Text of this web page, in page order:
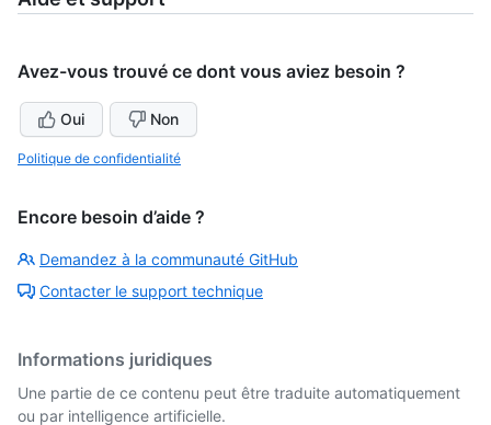
Avez-vous trouvé ce dont vous aviez besoin ?
Oui Non
Politique de confidentialité
Encore besoin d’aide ?
Demandez à la communauté GitHub
Contacter le support technique
Informations juridiques
Une partie de ce contenu peut être traduite automatiquement
ou par intelligence artificielle.